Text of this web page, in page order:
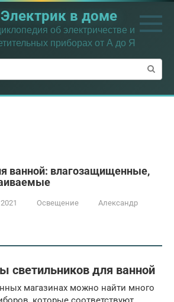
Электрик в доме
об электричестве и
приборах от А до Я
ванной: влагозащищенные,
Освещение
Александр
светильников для ванной
магазинах можно найти много